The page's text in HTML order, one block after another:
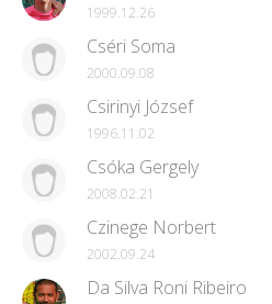
1999.12.26
Cséri Soma
2000.09.08
Csirinyi József
1996.11.02
Csóka Gergely
2008.02.21
Czinege Norbert
2002.09.24
Da Silva Roni Ribeiro